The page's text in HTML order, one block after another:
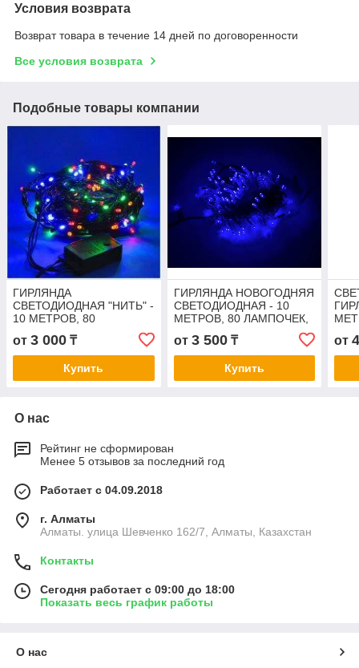
Условия возврата
Возврат товара в течение 14 дней по договоренности
Все условия возврата
Подобные товары компании
ГИРЛЯНДА
СВЕТОДИОДНАЯ "НИТЬ" -
10 МЕТРОВ, 80
ЛАМПОЧЕК,
РАЗНОЦВЕТНАЯ,
МЕРЦАЮЩАЯ
от 3 000 ₸
Купить
ГИРЛЯНДА НОВОГОДНЯЯ
СВЕТОДИОДНАЯ - 10
МЕТРОВ, 80 ЛАМПОЧЕК,
ГОЛУБОЙ СВЕТ, СВЕТИТ
ПОСТОЯННО
от 3 500₸
Купить
от
О нас
Рейтинг не сформирован
Менее 5 отзывов за последний год
Работает с 04.09.2018
г. Алматы
Алматы. улица Шевченко 162/7, Алматы, Казахстан
Контакты
Сегодня работает с 09:00 до 18:00
Показать весь график работы
О нас